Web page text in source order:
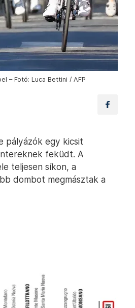
– Fotó: Luca Bettini / AFP
pályázók egy kicsit
feküdt. A
teljesen síkon, a
dombot megmásztak a